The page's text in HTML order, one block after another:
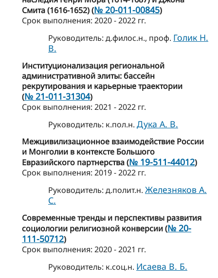
Смита (1616-1652) (№ 20-011-00845)
Cрок выполнения: 2020 - 2022 гг.
Руководитель: д.филос.н., проф. Голик Н.
В.
Институционализация региональной
административной элиты: бассейн
рекрутирования и карьерные траектории
(№ 21-011-31304)
Cрок выполнения: 2021 - 2022 гг.
Руководитель: к.пол.н. Дука А. В.
Межцивилизационное взаимодействие России
и Монголии в контексте Большого
Евразийского партнерства (№ 19-511-44012)
Cрок выполнения: 2019 - 2022 гг.
Руководитель: д.полит.н. Железняков А.
С.
Современные тренды и перспективы развития
социологии религиозной конверсии (№ 20-
111-50712)
Cрок выполнения: 2020 - 2021 гг.
Руководитель: к.соц.н. Исаева В. Б.